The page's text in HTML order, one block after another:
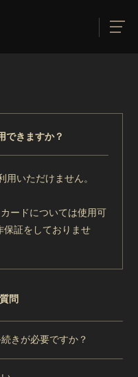
できますか？
いただけません。
ードについては使用可
保証をしておりませ
問
きが必要ですか？